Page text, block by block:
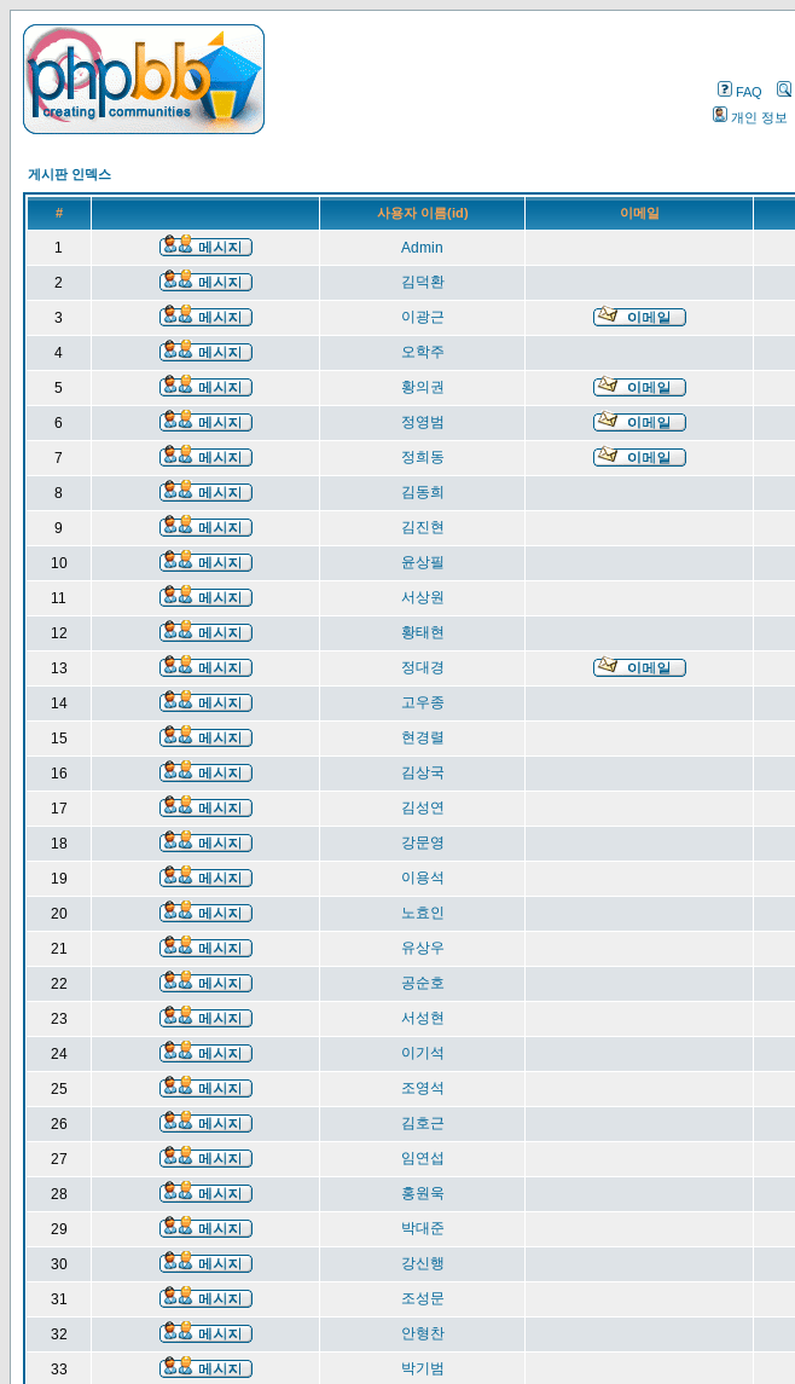
FAQ
개인 정보
게시판 인덱스
# 사용자 이름(id) 이메일
1 Admin
2 김덕환
3 이광근
4 오학주
5 황의권
6 정영범
7 정희동
8 김동희
9 김진현
10 윤상필
11 서상원
12 황태현
13 정대경
14 고우종
15 현경렬
16 김상국
17 김성연
18 강문영
19 이용석
20 노효인
21 유상우
22 공순호
23 서성현
24 이기석
25 조영석
26 김호근
27 임연섭
28 홍원욱
29 박대준
30 강신행
31 조성문
32 안형찬
33 박기범